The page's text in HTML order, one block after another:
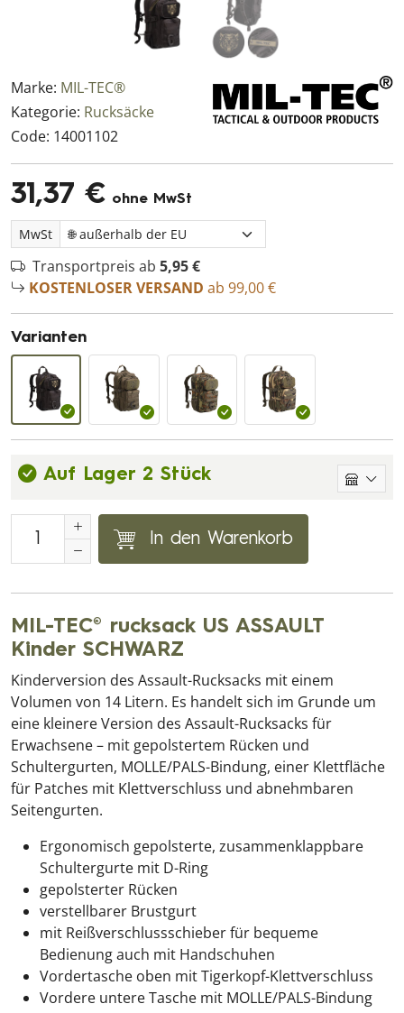
Marke: MIL-TEC®
Kategorie: Rucksäcke
Code: 14001102
31,37 € ohne MwSt
MwSt
Transportpreis ab 5,95 €
KOSTENLOSER VERSAND ab 99,00 €
Varianten
Auf Lager 2 Stück
In den Warenkorb
MIL-TEC® rucksack US ASSAULT
Kinder SCHWARZ
Kinderversion des Assault-Rucksacks mit einem
Volumen von 14 Litern. Es handelt sich im Grunde um
eine kleinere Version des Assault-Rucksacks für
Erwachsene – mit gepolstertem Rücken und
Schultergurten, MOLLE/PALS-Bindung, einer Klettfläche
für Patches mit Klettverschluss und abnehmbaren
Seitengurten.
Ergonomisch gepolsterte, zusammenklappbare
Schultergurte mit D-Ring
gepolsterter Rücken
verstellbarer Brustgurt
mit Reißverschlussschieber für bequeme
Bedienung auch mit Handschuhen
Vordertasche oben mit Tigerkopf-Klettverschluss
Vordere untere Tasche mit MOLLE/PALS-Bindung